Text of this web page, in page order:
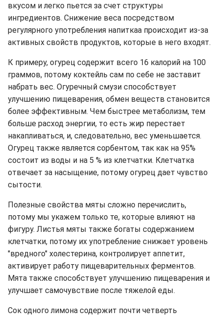
вкусом и легко пьется за счет структуры
ингредиентов. Снижение веса посредством
регулярного употребления напиткаа происходит из-за
активных свойств продуктов, которые в него входят.
К примеру, огурец содержит всего 16 калорий на 100
граммов, потому коктейль сам по себе не заставит
набрать вес. Огуречный смузи способствует
улучшению пищеварения, обмен веществ становится
более эффективным. Чем быстрее метаболизм, тем
больше расход энергии, то есть жир перестает
накапливаться, и, следовательно, вес уменьшается.
Огурец также является сорбентом, так как на 95%
состоит из воды и на 5 % из клетчатки. Клетчатка
отвечает за насыщение, потому огурец дает чувство
сытости.
Полезные свойства мяты сложно перечислить,
потому мы укажем только те, которые влияют на
фигуру. Листья мяты также богаты содержанием
клетчатки, потому их употребление снижает уровень
"вредного" холестерина, контролирует аппетит,
активирует работу пищеварительных ферментов.
Мята также способствует улучшению пищеварения и
улучшает самочувствие после тяжелой еды.
Сок одного лимона содержит почти четверть